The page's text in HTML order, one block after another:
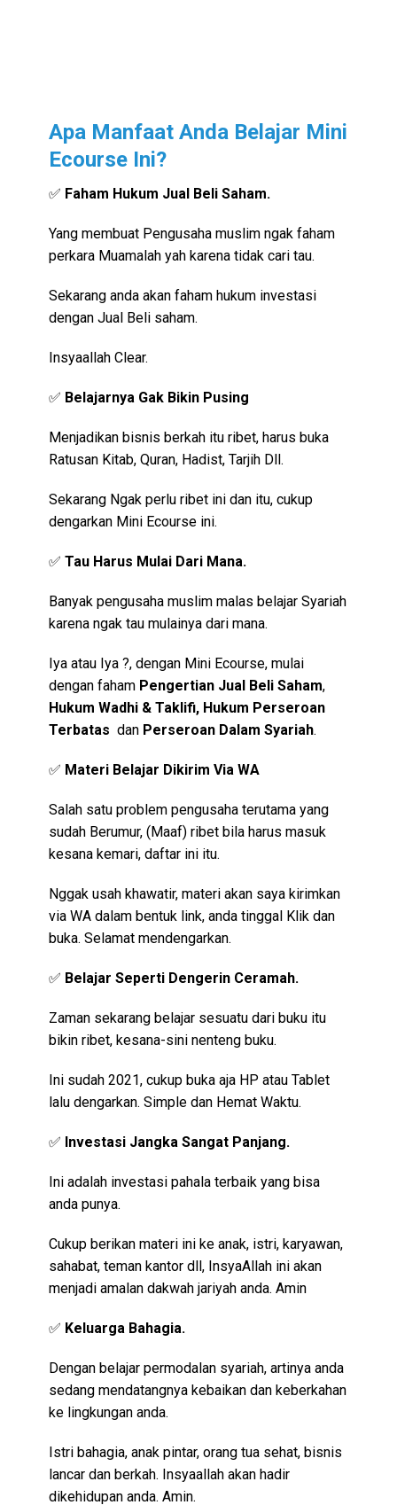
Apa Manfaat Anda Belajar Mini
Ecourse Ini?
✅ Faham Hukum Jual Beli Saham.
Yang membuat Pengusaha muslim ngak faham
perkara Muamalah yah karena tidak cari tau.
Sekarang anda akan faham hukum investasi
dengan Jual Beli saham.
Insyaallah Clear.
✅ Belajarnya Gak Bikin Pusing
Menjadikan bisnis berkah itu ribet, harus buka
Ratusan Kitab, Quran, Hadist, Tarjih Dll.
Sekarang Ngak perlu ribet ini dan itu, cukup
dengarkan Mini Ecourse ini.
✅ Tau Harus Mulai Dari Mana.
Banyak pengusaha muslim malas belajar Syariah
karena ngak tau mulainya dari mana.
Iya atau Iya ?, dengan Mini Ecourse, mulai
dengan faham Pengertian Jual Beli Saham,
Hukum Wadhi & Taklifi, Hukum Perseroan
Terbatas dan Perseroan Dalam Syariah.
✅ Materi Belajar Dikirim Via WA
Salah satu problem pengusaha terutama yang
sudah Berumur, (Maaf) ribet bila harus masuk
kesana kemari, daftar ini itu.
Nggak usah khawatir, materi akan saya kirimkan
via WA dalam bentuk link, anda tinggal Klik dan
buka. Selamat mendengarkan.
✅ Belajar Seperti Dengerin Ceramah.
Zaman sekarang belajar sesuatu dari buku itu
bikin ribet, kesana-sini nenteng buku.
Ini sudah 2021, cukup buka aja HP atau Tablet
lalu dengarkan. Simple dan Hemat Waktu.
✅ Investasi Jangka Sangat Panjang.
Ini adalah investasi pahala terbaik yang bisa
anda punya.
Cukup berikan materi ini ke anak, istri, karyawan,
sahabat, teman kantor dll, InsyaAllah ini akan
menjadi amalan dakwah jariyah anda. Amin
✅ Keluarga Bahagia.
Dengan belajar permodalan syariah, artinya anda
sedang mendatangnya kebaikan dan keberkahan
ke lingkungan anda.
Istri bahagia, anak pintar, orang tua sehat, bisnis
lancar dan berkah. Insyaallah akan hadir
dikehidupan anda. Amin.